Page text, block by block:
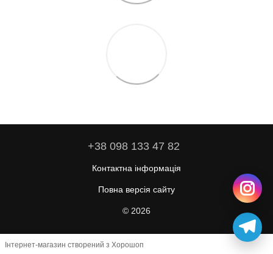
+38 098 133 47 82
Контактна інформація
Повна версія сайту
© 2026
Інтернет-магазин створений з Хорошоп